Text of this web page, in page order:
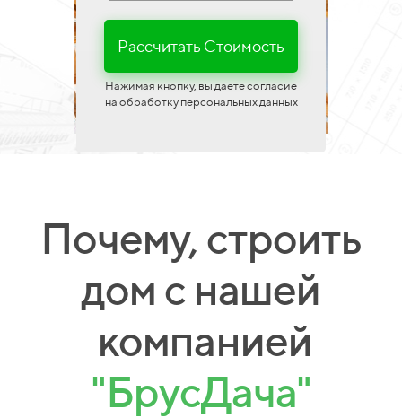
Рассчитать Стоимость
Нажимая кнопку, вы даете согласие
на обработку персональных данных
Почему, строить
дом с нашей
компанией
"БрусДача"